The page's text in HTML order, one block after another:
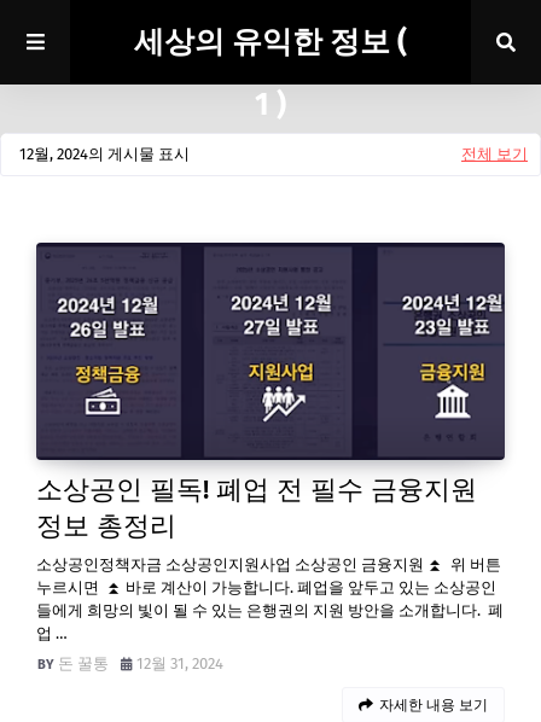
세상의 유익한 정보 (
1 )
12월, 2024의 게시물 표시 전체 보기
소상공인 필독! 폐업 전 필수 금융지원
정보 총정리
소상공인정책자금 소상공인지원사업 소상공인 금융지원 ⏫ 위 버튼
누르시면 ⏫ 바로 계산이 가능합니다. 폐업을 앞두고 있는 소상공인
들에게 희망의 빛이 될 수 있는 은행권의 지원 방안을 소개합니다. 폐
업 …
돈 꿀통
12월 31, 2024
자세한 내용 보기